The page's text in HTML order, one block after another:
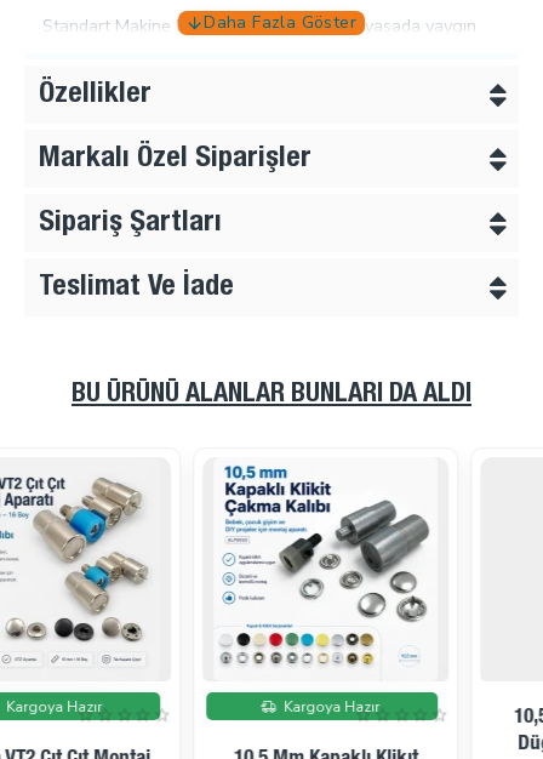
Standart Makine Uyumu Bu aparat seti, piyasada yaygın
çakma makineleri ile tam uyumludur. Üst parçalar vidalı, alt
Özellikler
Markalı Özel Siparişler
Sipariş Şartları
Teslimat Ve İade
BU ÜRÜNÜ ALANLAR BUNLARI DA ALDI
İndirimde
10,5 Mm Plastik Çıtçıt
Düğme Çakma Kalıbı
10.5 Mm Sedefli Çıtçıt
Montaj Aparatı - Metal